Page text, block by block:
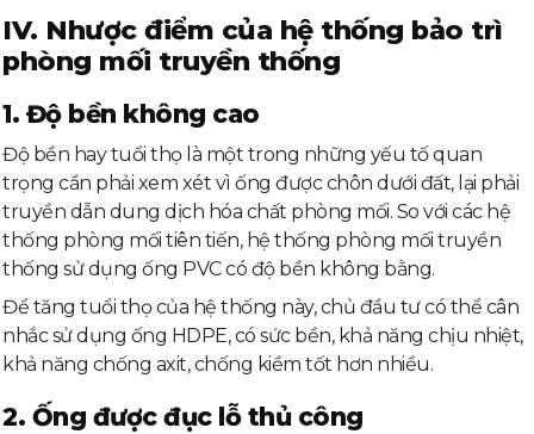
IV. Nhược điểm của hệ thống bảo trì
phòng mối truyền thống
1. Độ bền không cao
Độ bền hay tuổi thọ là một trong những yếu tố quan
trọng cần phải xem xét vì ống được chôn dưới đất, lại phải
truyền dẫn dung dịch hóa chất phòng mối. So với các hệ
thống phòng mối tiên tiến, hệ thống phòng mối truyền
thống sử dụng ống PVC có độ bền không bằng.
Để tăng tuổi thọ của hệ thống này, chủ đầu tư có thể cân
nhắc sử dụng ống HDPE, có sức bền, khả năng chịu nhiệt,
khả năng chống axit, chống kiềm tốt hơn nhiều.
2. Ống được đục lỗ thủ công